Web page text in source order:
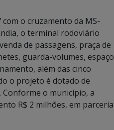
o cruzamento da MS-
o terminal rodoviário
de passagens, praça de
guarda-volumes, espaço
além das cinco
o projeto é dotado de
Conforme o município, a
R$ 2 milhões, em parceria